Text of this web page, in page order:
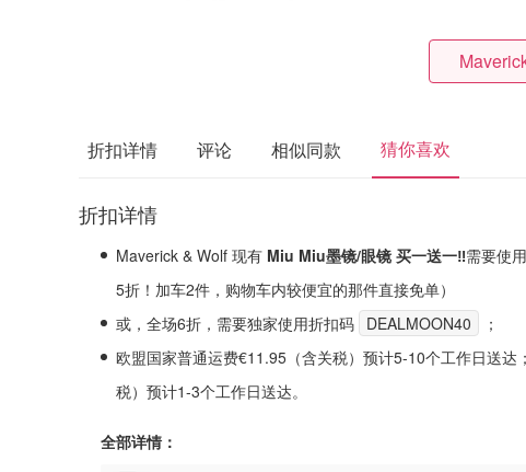
折扣详情 评论 相似同款 猜你喜欢
折扣详情
Maverick & Wolf 现有 Miu Miu墨镜/眼镜 买一送一‼️需要使
5折！ 加车2件，购物车内较便宜的那件直接免单）
或， 全场6折 ，需要独家使用折扣码 DEALMOON40
；
欧盟国家普通运费€11.95（含关税）预计5-10个工作日送
税）预计1-3个工作日送达。
全部详情：